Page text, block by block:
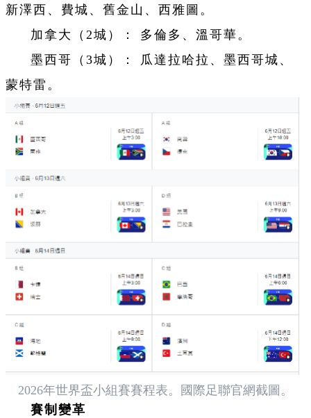
新澤西、費城、舊金山、西雅圖。
加拿大（2城）： 多倫多、溫哥華。
墨西哥（3城）： 瓜達拉哈拉、墨西哥城、
蒙特雷。
2026年世界盃小組賽賽程表。國際足聯官網截圖。
賽制變革